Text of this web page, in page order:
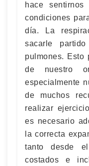
hace
condiciones
día. La
sacarle
pulmones. Esto
de nuestro
especialmente
de muchos
realizar
es necesario
la correcta
tanto desde
costados e